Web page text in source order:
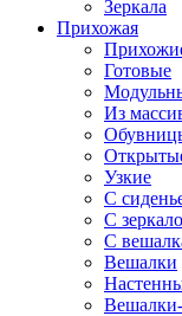
Зеркала
Прихожая
Готовые
Из
Узкие
С
С
С
Вешалки